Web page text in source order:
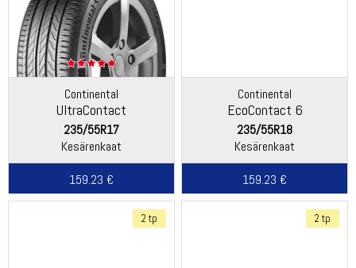
Continental
UltraContact
235/55R17
Kesärenkaat
159.23 €
Continental
EcoContact 6
235/55R18
Kesärenkaat
159.23 €
2 tp 2 tp